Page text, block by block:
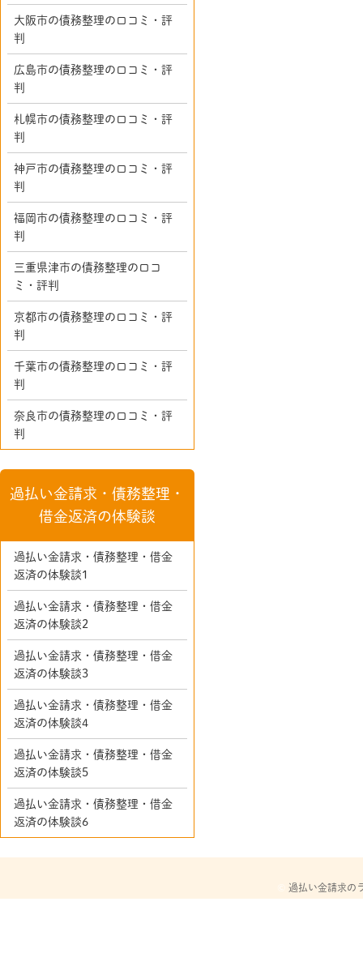
大阪市の債務整理の口コミ・評
判
広島市の債務整理の口コミ・評
判
札幌市の債務整理の口コミ・評
判
神戸市の債務整理の口コミ・評
判
福岡市の債務整理の口コミ・評
判
三重県津市の債務整理の口コ
ミ・評判
京都市の債務整理の口コミ・評
判
千葉市の債務整理の口コミ・評
判
奈良市の債務整理の口コミ・評
判
過払い金請求・債務整理・
借金返済の体験談
過払い金請求・債務整理・借金
返済の体験談1
過払い金請求・債務整理・借金
返済の体験談2
過払い金請求・債務整理・借金
返済の体験談3
過払い金請求・債務整理・借金
返済の体験談4
過払い金請求・債務整理・借金
返済の体験談5
過払い金請求・債務整理・借金
返済の体験談6
© 過払い金請求の